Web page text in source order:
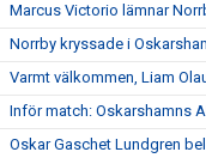
Marcus Victorio lämnar
Norrby kryssade i
Varmt välkommen, Liam
Inför match: Oskarshamns
Oskar Gaschet Lundgren